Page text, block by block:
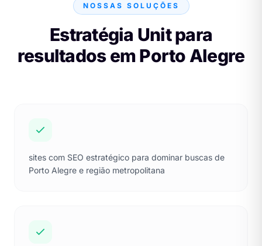
NOSSAS SOLUÇÕES
Estratégia Unit para
resultados em Porto Alegre
sites com SEO estratégico para dominar buscas de
Porto Alegre e região metropolitana